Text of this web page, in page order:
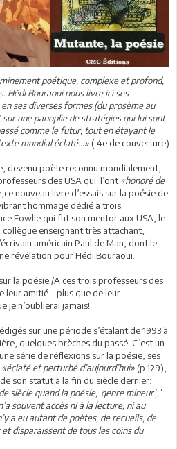
poétique, complexe et profond,
Hédi Bouraoui nous livre ici ses
ses diverses formes (du prosème au
une panoplie de stratégies qui lui sont
comme le futur, tout en étayant le
mondial éclaté…» ( 4e de couverture)
devenu poète reconnu mondialement,
des USA qui l’ont«honoré de
nouveau livre d’essais sur la poésie de
hommage dédié à trois
Fowlie qui fut son mentor aux USA, le
enseignant très attachant,
américain Paul de Man, dont le
révélation pour Hédi Bouraoui.
la poésie:/A ces trois professeurs des
leur amitié… plus que de leur
je n’oublierai jamais!
sur une période s’étalant de 1993 à
quelques brèches du passé. C’est un
série de réflexions sur la poésie, ses
«éclaté et perturbé d’aujourd’hui» (p.129),
son statut à la fin du siècle dernier:
quand la poésie, ‘genre mineur’, ‘
souvent accès ni à la lecture, ni au
a eu autant de poètes, de recueils, de
disparaissent de tous les coins du